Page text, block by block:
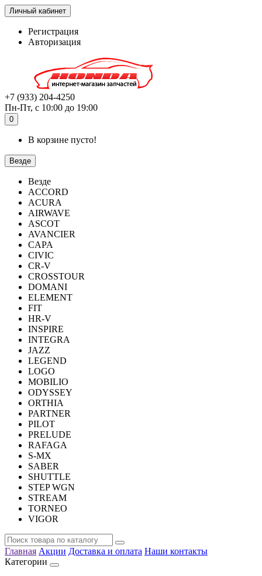
Личный кабинет
Регистрация
Авторизация
+7 (933) 204-4250
Пн-Пт, с 10:00 до 19:00
0
В корзине пусто!
Везде
Везде
ACCORD
ACURA
AIRWAVE
ASCOT
AVANCIER
CAPA
CIVIC
CR-V
CROSSTOUR
DOMANI
ELEMENT
FIT
HR-V
INSPIRE
INTEGRA
JAZZ
LEGEND
LOGO
MOBILIO
ODYSSEY
ORTHIA
PARTNER
PILOT
PRELUDE
RAFAGA
S-MX
SABER
SHUTTLE
STEP WGN
STREAM
TORNEO
VIGOR
Главная Акции Доставка и оплата Наши контакты
Категории